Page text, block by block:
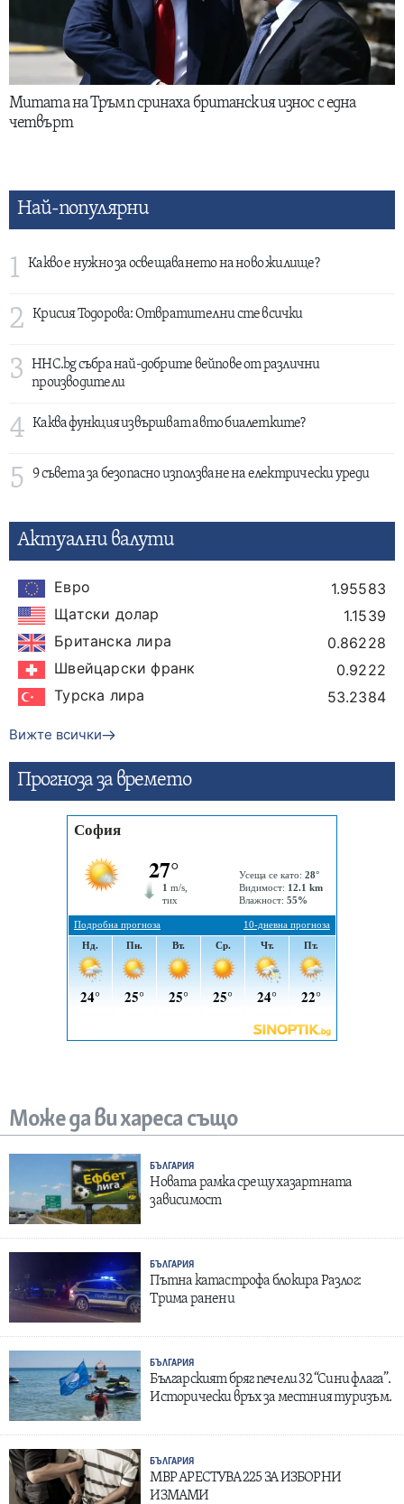
Митата на Тръмп сринаха британския износ с една
четвърт
Най-популярни
1 Какво е нужно за освещаването на ново жилище?
2 Крисия Тодорова: Отвратителни сте всички
3
HHC.bg събра най-добрите вейпове от различни
производители
4 Каква функция извършват авто биалетките?
5 9 съвета за безопасно използване на електрически уреди
Актуални валути
Евро
1.95583
Щатски долар
1.1539
Британска лира
0.86228
Швейцарски франк
0.9222
Турска лира
53.2384
Вижте всички
Прогнозa за времето
Може да ви хареса също
БЪЛГАРИЯ
Новата рамка срещу хазартната
зависимост
БЪЛГАРИЯ
Пътна катастрофа блокира Разлог:
Трима ранени
БЪЛГАРИЯ
Българският бряг печели 32 “Сини флага”.
Исторически връх за местния туризъм.
БЪЛГАРИЯ
МВР АРЕСТУВА 225 ЗА ИЗБОРНИ
ИЗМАМИ